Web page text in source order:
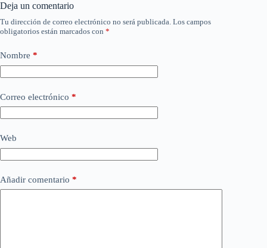
Deja un comentario
Tu dirección de correo electrónico no será publicada. Los campos
obligatorios están marcados con *
Nombre *
Correo electrónico *
Web
Añadir comentario *